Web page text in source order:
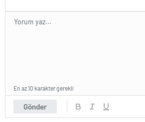
Gönder
En az 10 karakter gerekli